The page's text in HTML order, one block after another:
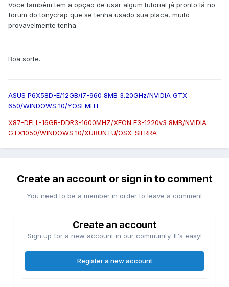
Voce também tem a opção de usar algum tutorial já pronto lá no
forum do tonycrap que se tenha usado sua placa, muito
provavelmente tenha.
Boa sorte.
ASUS P6X58D-E/12GB/i7-960 8MB 3.20GHz/NVIDIA GTX
650/WINDOWS 10/YOSEMITE
X87-DELL-16GB-DDR3-1600MHZ/XEON E3-1220v3 8MB/NVIDIA
GTX1050/WINDOWS 10/XUBUNTU/OSX-SIERRA
Create an account or sign in to comment
You need to be a member in order to leave a comment
Create an account
Sign up for a new account in our community. It's easy!
Register a new account